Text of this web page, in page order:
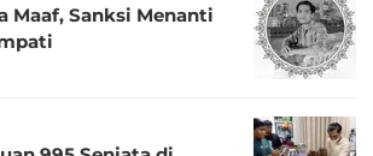
Maaf, Sanksi Menanti